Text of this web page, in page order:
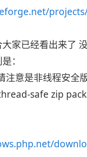
projects/
家已经看出来了
：
注意是非线程安全
safe zip